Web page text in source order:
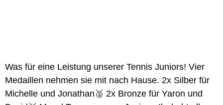
Was für eine Leistung unserer Tennis Juniors! Vier
Medaillen nehmen sie mit nach Hause. 2x Silber für
Michelle und Jonathan🥈 2x Bronze für Yaron und